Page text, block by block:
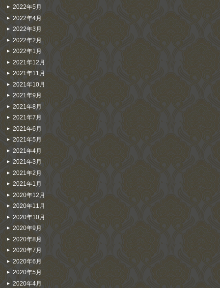
2022年5月
2022年4月
2022年3月
2022年2月
2022年1月
2021年12月
2021年11月
2021年10月
2021年9月
2021年8月
2021年7月
2021年6月
2021年5月
2021年4月
2021年3月
2021年2月
2021年1月
2020年12月
2020年11月
2020年10月
2020年9月
2020年8月
2020年7月
2020年6月
2020年5月
2020年4月